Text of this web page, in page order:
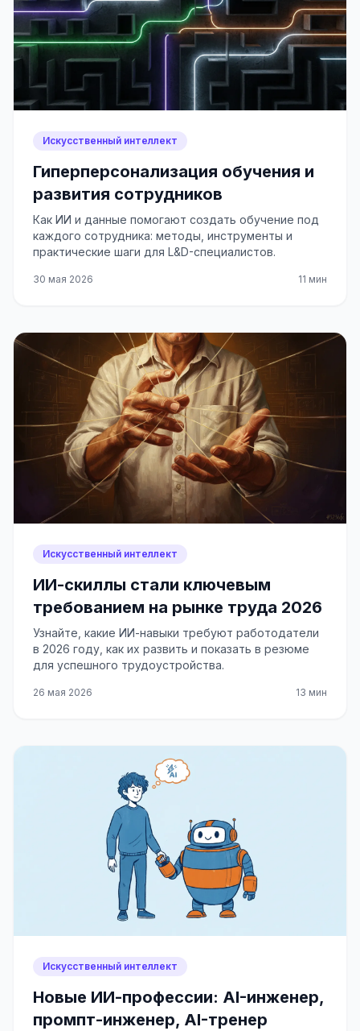
Искусственный интеллект
Гиперперсонализация обучения и
развития сотрудников
Как ИИ и данные помогают создать обучение под
каждого сотрудника: методы, инструменты и
практические шаги для L&D-специалистов.
30 мая 2026 11 мин
Искусственный интеллект
ИИ-скиллы стали ключевым
требованием на рынке труда 2026
Узнайте, какие ИИ-навыки требуют работодатели
в 2026 году, как их развить и показать в резюме
для успешного трудоустройства.
26 мая 2026 13 мин
Искусственный интеллект
Новые ИИ-профессии: AI-инженер,
промпт-инженер, AI-тренер